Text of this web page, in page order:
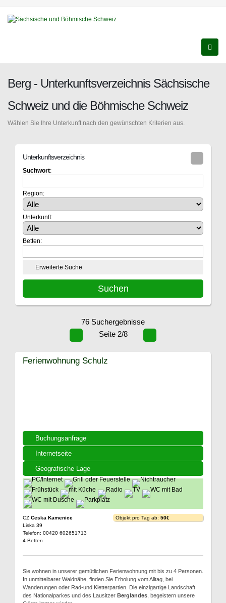
Berg - Unterkunftsverzeichnis Sächsische
Schweiz und die Böhmische Schweiz
Wählen Sie Ihre Unterkunft nach den gewünschten Kriterien aus.
Unterkunftsverzeichnis
Suchwort:
Region:
Unterkunft:
Betten:
Erweiterte Suche
76 Suchergebnisse
Seite 2/8
Buchungsanfrage
Internetseite
Geografische Lage
Ferienwohnung Schulz
CZ Ceska Kamenice
Liska 39
Telefon: 00420 602651713
4 Betten
Objekt pro Tag ab: 50€
Sie wohnen in unserer gemütlichen Ferienwohnung mit bis zu 4 Personen.
In unmittelbarer Waldnähe, finden Sie Erholung vom Alltag, bei
Wanderungen oder Rad-und Kletterpartien. Die einzigartige Landschaft
des Nationalparkes und des Lausitzer Berglandes , begeistern unsere